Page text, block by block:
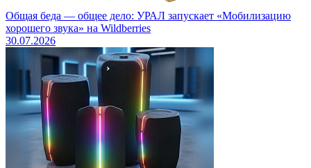
Общая беда — общее дело: УРАЛ запускает «Мобилизацию
хорошего звука» на Wildberries
30.07.2026